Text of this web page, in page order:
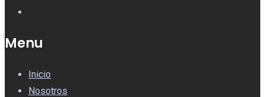
Menu
Inicio
Nosotros